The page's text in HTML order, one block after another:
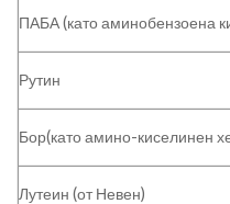
ПАБА (като аминобензоена
Рутин
Бор(като амино-киселинен
Лутеин (от Невен)